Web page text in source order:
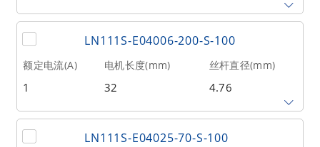
2 9 0.1
丝杆导程(mm) 丝杆长度(mm) 额定推力(N
@300RPM)
相数 转子惯量(g•cm²) 重量(kg)
2 9 0.1
LN111S-E04006-200-S-100
额定电流(A) 电机长度(mm) 丝杆直径(mm)
1 32 4.76
丝杆导程(mm) 丝杆长度(mm) 额定推力(N
@300RPM)
LN111S-E04025-70-S-100